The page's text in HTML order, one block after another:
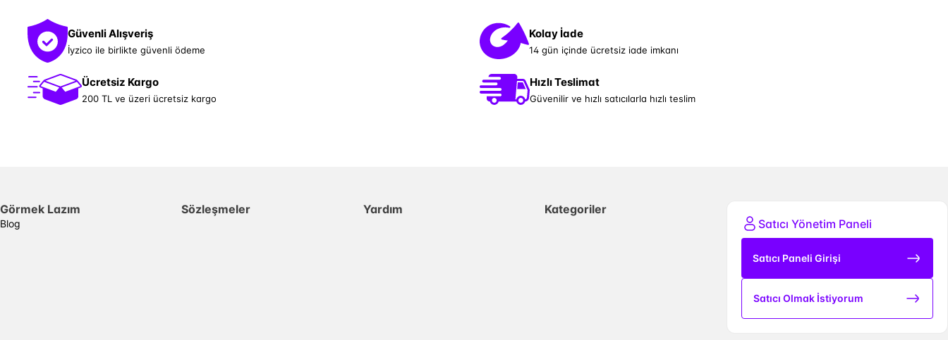
Güvenli Alışveriş
İyzico ile birlikte güvenli ödeme
Kolay İade
14 gün içinde ücretsiz iade imkanı
Ücretsiz Kargo
200 TL ve üzeri ücretsiz kargo
Hızlı Teslimat
Güvenilir ve hızlı satıcılarla hızlı teslim
Görmek Lazım
Blog
Sözleşmeler Yardım
Kategoriler
Satıcı Yönetim Paneli
Satıcı Paneli Girişi
Satıcı Olmak İstiyorum